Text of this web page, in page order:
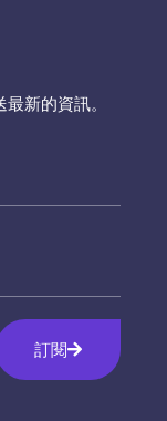
新的資訊。
訂閱